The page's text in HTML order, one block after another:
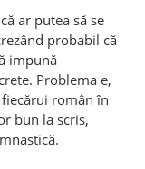
ar putea să se
probabil că
impună
Problema e,
român în
bun la scris,